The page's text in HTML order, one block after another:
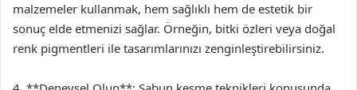
malzemeler kullanmak, hem sağlıklı hem de estetik bir
sonuç elde etmenizi sağlar. Örneğin, bitki özleri veya doğal
renk pigmentleri ile tasarımlarınızı zenginleştirebilirsiniz.